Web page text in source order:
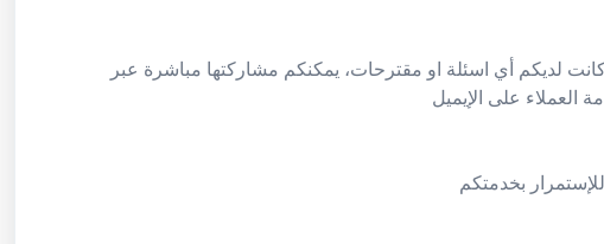
لديكم أي اسئلة او مقترحات، يمكنكم مشاركتها مباشرة عبر
العملاء على الإيميل
للإستمرار بخدمتكم